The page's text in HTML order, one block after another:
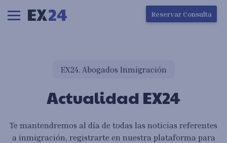
Ha ocurrido un error en la carga de la pantalla
Reservar Consulta
EX24. Abogados Inmigración
Actualidad EX24
Te mantendremos al día de todas las noticias referentes
a inmigración, registrarte en nuestra plataforma para